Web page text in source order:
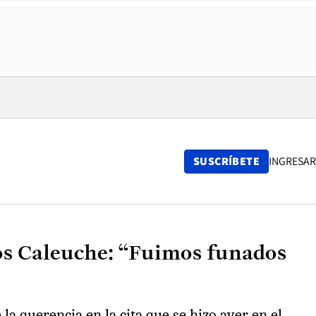
SUSCRÍBETE INGRESAR
Caleuche: “Fuimos funados